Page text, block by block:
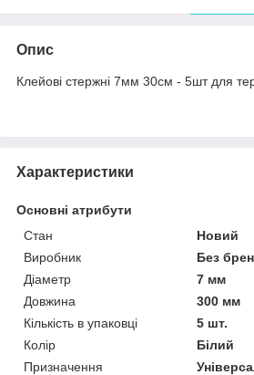
Опис
Клейові стержні 7мм 30см - 5шт для
Характеристики
Основні атрибути
Стан
Новий
Виробник
Без
Діаметр
7 мм
Довжина
300 мм
Кількість в упаковці
5 шт.
Колір
Білий
Призначення